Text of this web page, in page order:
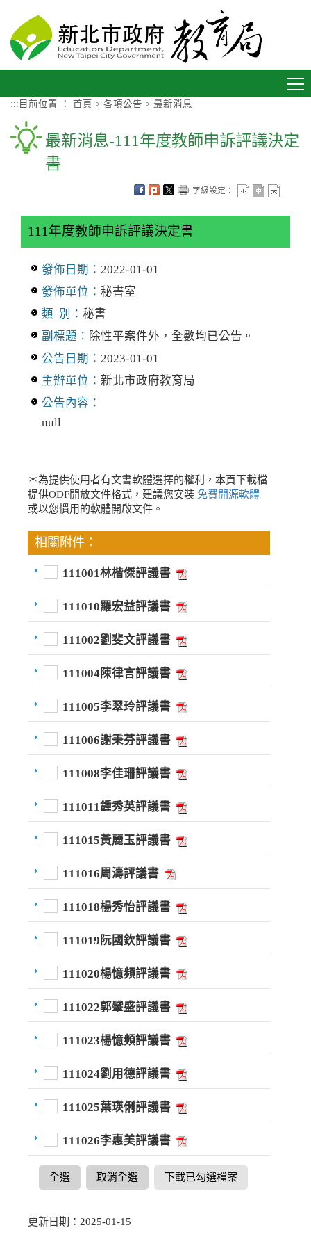
::: 目前位置 ： 首頁 > 各項公告 > 最新消息
最新消息-111年度教師申訴評議決定
書
字級設定：
111年度教師申訴評議決定書
發佈日期： 2022-01-01
發佈單位： 秘書室
類 別： 秘書
副標題： 除性平案件外，全數均已公告。
公告日期： 2023-01-01
主辦單位： 新北市政府教育局
公告內容：
null
＊為提供使用者有文書軟體選擇的權利，本頁下載檔
提供ODF開放文件格式，建議您安裝 免費開源軟體
或以您慣用的軟體開啟文件。
相關附件：
111001林楷傑評議書
111010羅宏益評議書
111002劉斐文評議書
111004陳律言評議書
111005李翠玲評議書
111006謝秉芬評議書
111008李佳珊評議書
111011鍾秀英評議書
111015黃麗玉評議書
111016周濤評議書
111018楊秀怡評議書
111019阮國欽評議書
111020楊憶頻評議書
111022郭肈盛評議書
111023楊憶頻評議書
111024劉用德評議書
111025葉瑛俐評議書
111026李惠美評議書
全選 取消全選 下載已勾選檔案
更新日期：2025-01-15